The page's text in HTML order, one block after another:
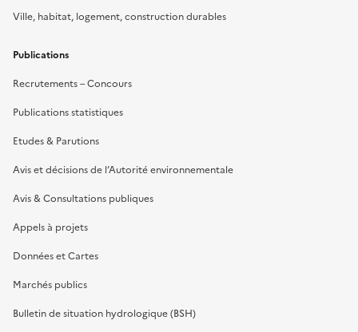
Ville, habitat, logement, construction durables
Publications
Recrutements – Concours
Publications statistiques
Etudes & Parutions
Avis et décisions de l’Autorité environnementale
Avis & Consultations publiques
Appels à projets
Données et Cartes
Marchés publics
Bulletin de situation hydrologique (BSH)